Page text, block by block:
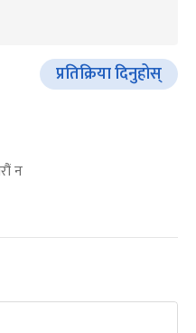
प्रतिक्रिया दिनुहोस्
न